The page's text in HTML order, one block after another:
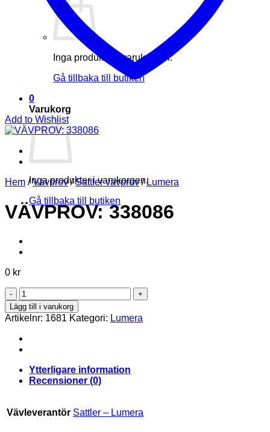
Inga produkter i varukorgen.
Gå tillbaka till butiken
0
Varukorg
Inga produkter i varukorgen.
Gå tillbaka till butiken
Add to Wishlist
Hem / Vävprov / Sattler vävprov / Lumera
VÄVPROV: 338086
0 kr
VÄVPROV:
338086
mängd
Lägg till i varukorg
Artikelnr: 1681 Kategori: Lumera
Ytterligare information
Recensioner (0)
Vävleverantör Sattler – Lumera